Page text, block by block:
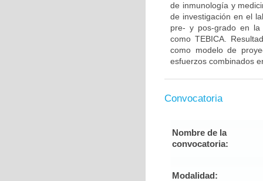
de inmunología y
de investigación en el
pre- y pos-grado en la
como TEBICA.
como modelo de
esfuerzos combinados
Convocatoria
Nombre de la
convocatoria:
Modalidad: